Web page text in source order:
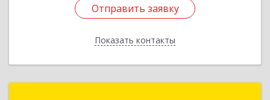
Отправить заявку
Показать контакты
Отправить заявку
Назад